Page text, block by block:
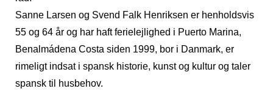
Sanne Larsen og Svend Falk Henriksen er henholdsvis
55 og 64 år og har haft ferielejlighed i Puerto Marina,
Benalmádena Costa siden 1999, bor i Danmark, er
rimeligt indsat i spansk historie, kunst og kultur og taler
spansk til husbehov.